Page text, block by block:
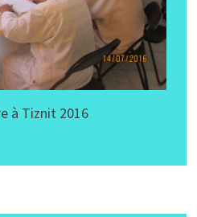
à Tiznit 2016